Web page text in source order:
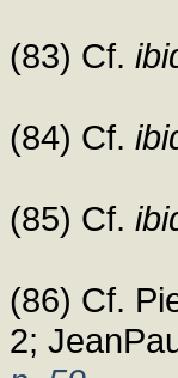
(83) Cf.
(84) Cf.
(85) Cf.
(86) Cf.
2;